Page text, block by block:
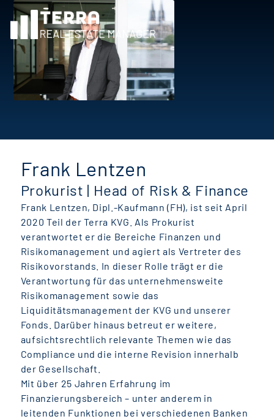
Frank Lentzen
Prokurist | Head of Risk & Finance
Frank Lentzen, Dipl.-Kaufmann (FH), ist seit April
2020 Teil der Terra KVG. Als Prokurist
verantwortet er die Bereiche Finanzen und
Risikomanagement und agiert als Vertreter des
Risikovorstands. In dieser Rolle trägt er die
Verantwortung für das unternehmensweite
Risikomanagement sowie das
Liquiditätsmanagement der KVG und unserer
Fonds. Darüber hinaus betreut er weitere,
aufsichtsrechtlich relevante Themen wie das
Compliance und die interne Revision innerhalb
der Gesellschaft.
Mit über 25 Jahren Erfahrung im
Finanzierungsbereich – unter anderem in
leitenden Funktionen bei verschiedenen Banken